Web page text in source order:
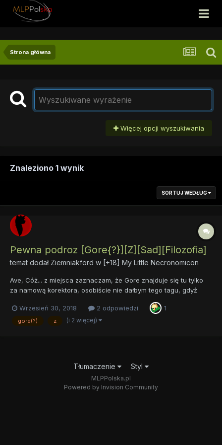
Strona główna
Więcej opcji wyszukiwania
Znaleziono 1 wynik
SORTUJ WEDŁUG
Pewna podroz [Gore{?}][Z][Sad][Filozofia]
temat dodał Ziemniakford w [+18] My Little Necronomicon
Ave, Cóż... z miejsca zaznaczam, że Gore znajduje się tu tylko
za namową korektora, osobiście nie dałbym tego tagu, gdyż
tego na tyle dużo, by dawać gore... no i dlatego też jest tam znak
zapytania, najwyżej poproszę grzecznie ad...
Wrzesień 30, 2018 2 odpowiedzi 1
gore(?) z (i 2 więcej)
Tłumaczenie Styl
MLPPolska.pl
Powered by Invision Community